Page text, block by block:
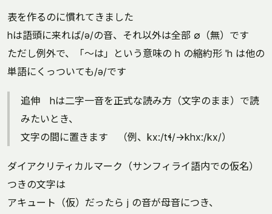
表を作るのに慣れてきました
hは語頭に来れば/ə/の音、それ以外は全部 ∅（無）です
ただし例外で、「～は」という意味の h の縮約形 'h は他の
単語にくっついても/ə/です
追伸 hは二字一音を正式な読み方（文字のまま）で読
みたいとき、
文字の間に置きます （例、kx:/tɬ/→khx:/kx/）
ダイアクリティカルマーク（サンフィライ語内での仮名）
つきの文字は
アキュート（仮）だったら j の音が母音につき、